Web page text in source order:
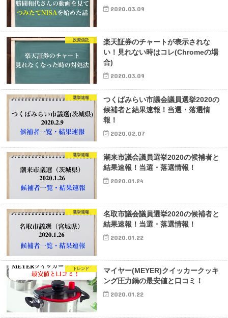
2020.03.09
投資信託
楽天証券のチャートが表示されな
い！見れない時はコレ(Chromeの場
合)
2020.03.09
選挙速報
つくばみらい市議会議員選挙2020の
候補者と結果速報！当選・落選情
報！
2020.02.07
選挙速報
潮来市議会議員選挙2020の候補者と
結果速報！当選・落選情報！
2020.01.24
選挙速報
名取市議会議員選挙2020の候補者と
結果速報！当選・落選情報！
2020.01.22
トレンド
マイヤー(MEYER)クイッカークッキ
ング圧力鍋の最安値と口コミ！
2020.01.22